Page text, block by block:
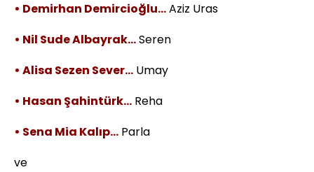
• Demirhan Demircioğlu…Aziz Uras
• Nil Sude Albayrak…Seren
• Alisa Sezen Sever… Umay
• Hasan Şahintürk… Reha
• Sena Mia Kalıp… Parla
ve